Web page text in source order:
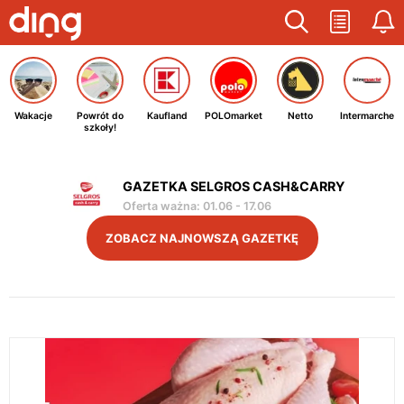
Wakacje
Powrót do
szkoły!
Kaufland POLOmarket Netto Intermarche
GAZETKA SELGROS CASH&CARRY
Oferta ważna: 01.06 - 17.06
ZOBACZ NAJNOWSZĄ GAZETKĘ